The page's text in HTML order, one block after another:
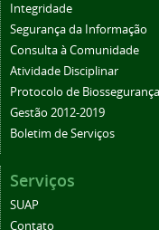
Integridade
Segurança da Informação
Consulta à Comunidade
Atividade Disciplinar
Protocolo de Biossegurança
Gestão 2012-2019
Boletim de Serviços
Serviços
SUAP
Contato